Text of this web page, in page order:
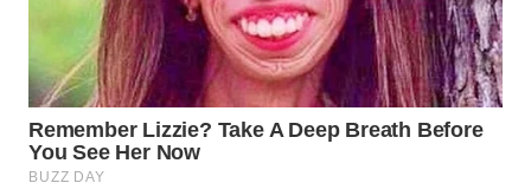
KARO
WN
SIMALUNGUN